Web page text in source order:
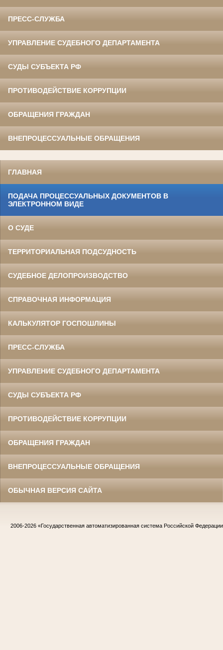
ПРЕСС-СЛУЖБА
УПРАВЛЕНИЕ СУДЕБНОГО ДЕПАРТАМЕНТА
СУДЫ СУБЪЕКТА РФ
ПРОТИВОДЕЙСТВИЕ КОРРУПЦИИ
ОБРАЩЕНИЯ ГРАЖДАН
ВНЕПРОЦЕССУАЛЬНЫЕ ОБРАЩЕНИЯ
ГЛАВНАЯ
ПОДАЧА ПРОЦЕССУАЛЬНЫХ ДОКУМЕНТОВ В
ЭЛЕКТРОННОМ ВИДЕ
О СУДЕ
ТЕРРИТОРИАЛЬНАЯ ПОДСУДНОСТЬ
СУДЕБНОЕ ДЕЛОПРОИЗВОДСТВО
СПРАВОЧНАЯ ИНФОРМАЦИЯ
КАЛЬКУЛЯТОР ГОСПОШЛИНЫ
ПРЕСС-СЛУЖБА
УПРАВЛЕНИЕ СУДЕБНОГО ДЕПАРТАМЕНТА
СУДЫ СУБЪЕКТА РФ
ПРОТИВОДЕЙСТВИЕ КОРРУПЦИИ
ОБРАЩЕНИЯ ГРАЖДАН
ВНЕПРОЦЕССУАЛЬНЫЕ ОБРАЩЕНИЯ
ОБЫЧНАЯ ВЕРСИЯ САЙТА
2006-2026 «Государственная автоматизированная система Российской